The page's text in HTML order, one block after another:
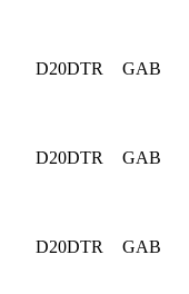
D20DTR
GAB
D20DTR
GAB
D20DTR
GAB